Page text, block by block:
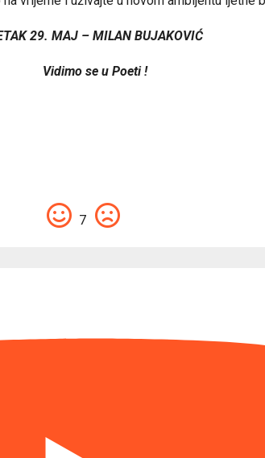
29. MAJ – MILAN BUJAKOVIĆ
Vidimo se u Poeti !
7